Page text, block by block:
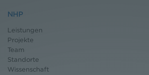
NHP
Leistungen
Projekte
Team
Standorte
Wissenschaft